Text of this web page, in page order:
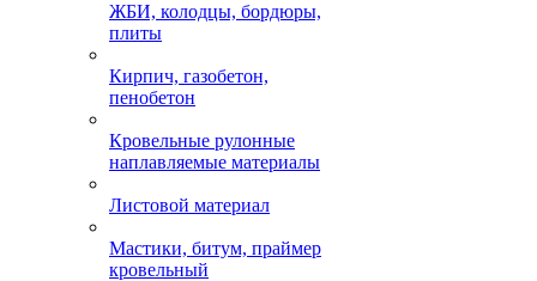
ЖБИ, колодцы, бордюры,
плиты
Кирпич, газобетон,
пенобетон
Кровельные рулонные
наплавляемые материалы
Листовой материал
Мастики, битум, праймер
кровельный